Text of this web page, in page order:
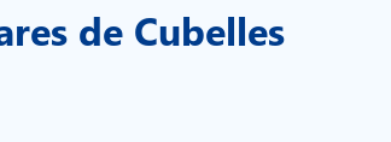
de Cubelles